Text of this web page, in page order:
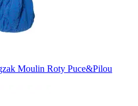
Moulin Roty Puce&Pilou